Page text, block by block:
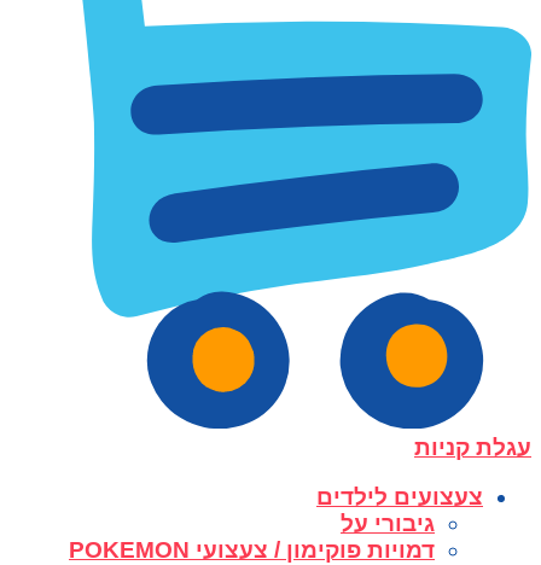
עגלת קניות
צעצועים לילדים
גיבורי על
דמויות פוקימון / צעצועי POKEMON